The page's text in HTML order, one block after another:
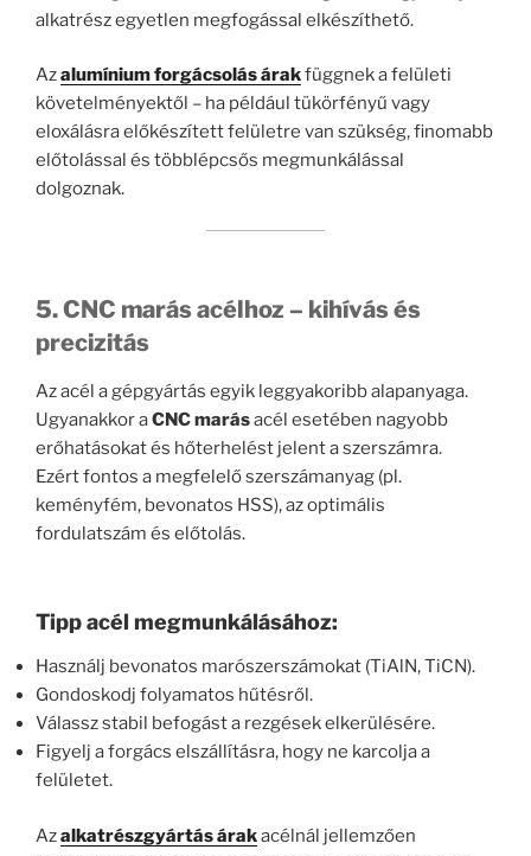
alkatrész egyetlen megfogással elkészíthető.
Azalumínium forgácsolás árakfüggnek a felületi
követelményektől – ha például tükörfényű vagy
eloxálásra előkészített felületre van szükség, finomabb
előtolással és többlépcsős megmunkálással
dolgoznak.
5. CNC marás acélhoz – kihívás és
precizitás
Az acél a gépgyártás egyik leggyakoribb alapanyaga.
Ugyanakkor aCNC marásacél esetében nagyobb
erőhatásokat és hőterhelést jelent a szerszámra.
Ezért fontos a megfelelő szerszámanyag (pl.
keményfém, bevonatos HSS), az optimális
fordulatszám és előtolás.
Tipp acél megmunkálásához:
Használj bevonatos marószerszámokat (TiAlN, TiCN).
Gondoskodj folyamatos hűtésről.
Válassz stabil befogást a rezgések elkerülésére.
Figyelj a forgács elszállításra, hogy ne karcolja a
felületet.
Azalkatrészgyártás árakacélnál jellemzően